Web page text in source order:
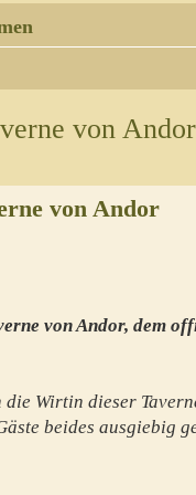
von Andor
von Andor
von Andor, dem
Wirtin dieser
beides ausgiebig